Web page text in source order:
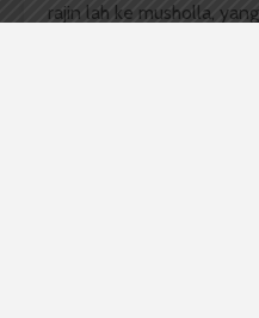
rajin lah ke musholla,